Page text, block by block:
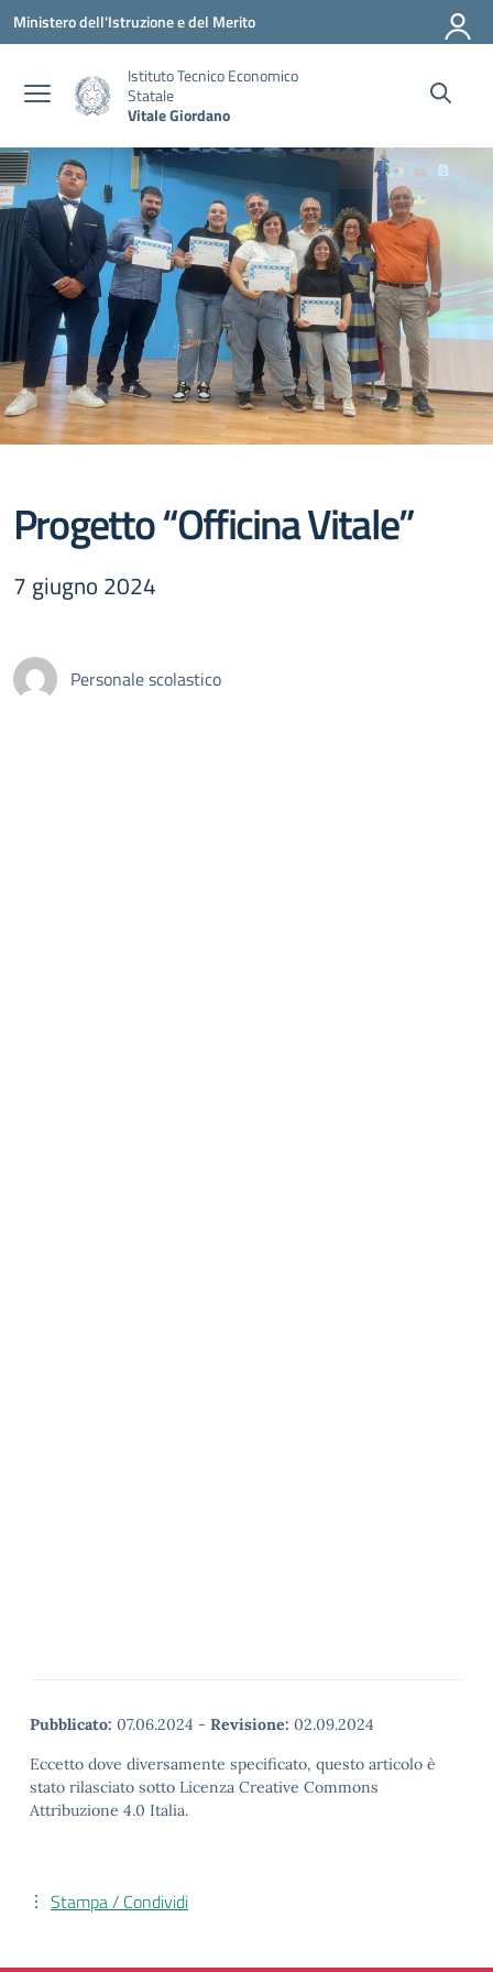
Vai ai contenuti
Vai al menu di navigazione
Vai al footer
Ministero dell'Istruzione e del Merito
Istituto Tecnico Economico
Statale
Vitale Giordano
Progetto “Officina Vitale”
7 giugno 2024
Personale scolastico
Pubblicato: 07.06.2024 - Revisione: 02.09.2024
Eccetto dove diversamente specificato, questo articolo è
stato rilasciato sotto Licenza Creative Commons
Attribuzione 4.0 Italia.
Stampa / Condividi